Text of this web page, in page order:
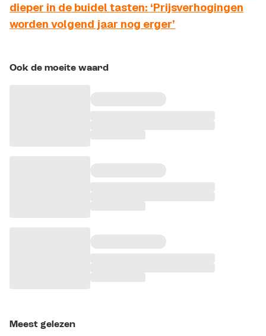
dieper in de buidel tasten: ‘Prijsverhogingen
worden volgend jaar nog erger’
Ook de moeite waard
Meest gelezen